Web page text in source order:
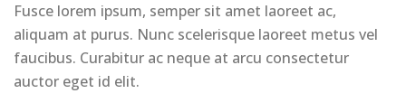
Fusce lorem ipsum, semper sit amet laoreet ac,
aliquam at purus. Nunc scelerisque laoreet metus vel
faucibus. Curabitur ac neque at arcu consectetur
auctor eget id elit.